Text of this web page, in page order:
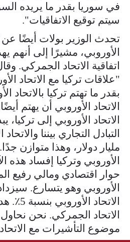
في سوريا بقدر ما يريده
سيتم توقيع الاتفاقيات".
تحدث الوزير بولات أيضًا عن
الأوروبي، مشيرًا إلى أنهم
اتفاقية الاتحاد الجمركي.
"علاقات تركيا مع الاتحاد
بقدر ما تهتم تركيا بالاتحاد
الاتحاد الأوروبي أن يهتم
الاتحاد الأوروبي إلى تركيا،
مليار دولار، وهذا متوازن جدًا.
الأوروبي وتركيا إفساد هذه
حوار اقتصادي ومالي رفيع
الأوروبي وهو يتسارع.
الاتحاد
الاتحاد الجمركي. نحن
موضوع التأشيرات مع